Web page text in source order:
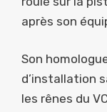
après son
Son
d’installation
les rênes du